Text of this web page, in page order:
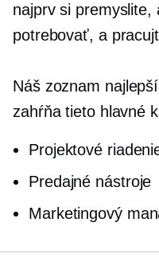
najprv si premyslite,
potrebovať, a
Náš zoznam
zahŕňa tieto hlavné
Projektové
Predajné nástroje
Marketingový